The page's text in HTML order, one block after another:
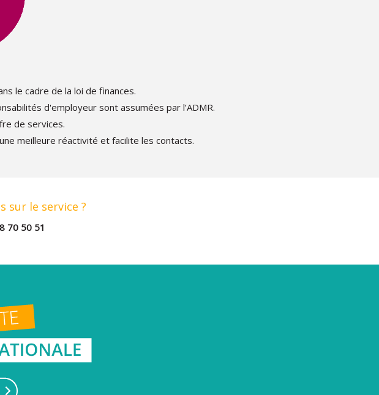
le cadre de la loi de finances.
d'employeur sont assumées par l’ADMR.
de services.
meilleure réactivité et facilite les contacts.
sur le service ?
70 50 51